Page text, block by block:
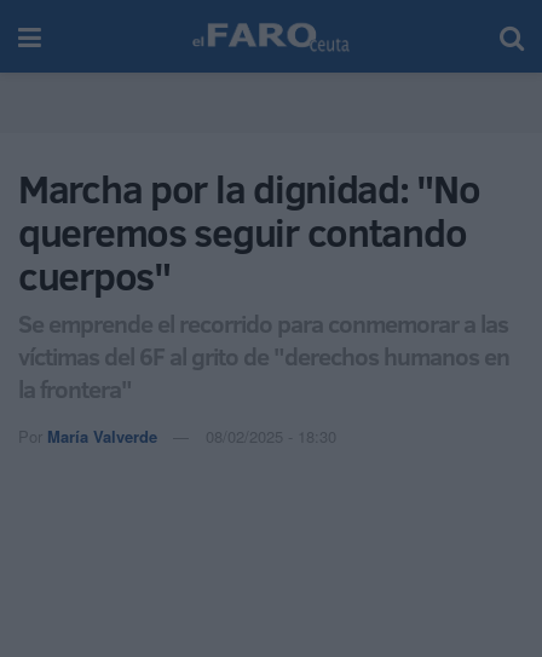
Marcha por la dignidad: "No
queremos seguir contando
cuerpos"
Se emprende el recorrido para conmemorar a las
víctimas del 6F al grito de "derechos humanos en
la frontera"
Por María Valverde 08/02/2025 - 18:30